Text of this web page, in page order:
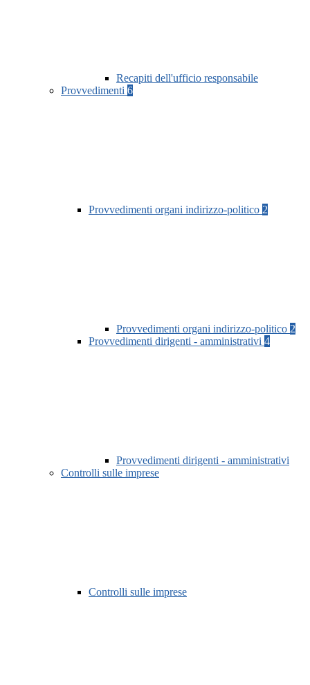
Recapiti dell'ufficio responsabile
Provvedimenti 6
Provvedimenti organi indirizzo-politico 2
Provvedimenti organi indirizzo-politico 2
Provvedimenti dirigenti - amministrativi 4
Provvedimenti dirigenti - amministrativi
Controlli sulle imprese
Controlli sulle imprese